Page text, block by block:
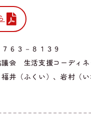
６３－８１３９
議会 生活支援コーディネ
井（ふくい）、岩村（い